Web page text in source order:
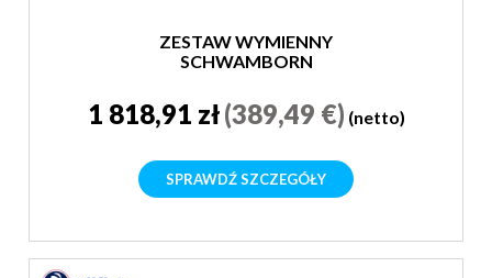
ZESTAW WYMIENNY
SCHWAMBORN
1 818,91 zł(389,49 €) (netto)
SPRAWDŹ SZCZEGÓŁY